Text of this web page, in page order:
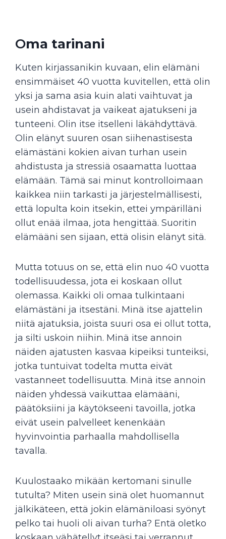
Oma tarinani
Kuten kirjassanikin kuvaan, elin elämäni
ensimmäiset 40 vuotta kuvitellen, että olin
yksi ja sama asia kuin alati vaihtuvat ja
usein ahdistavat ja vaikeat ajatukseni ja
tunteeni. Olin itse itselleni läkähdyttävä.
Olin elänyt suuren osan siihenastisesta
elämästäni kokien aivan turhan usein
ahdistusta ja stressiä osaamatta luottaa
elämään. Tämä sai minut kontrolloimaan
kaikkea niin tarkasti ja järjestelmällisesti,
että lopulta koin itsekin, ettei ympärilläni
ollut enää ilmaa, jota hengittää. Suoritin
elämääni sen sijaan, että olisin elänyt sitä.
Mutta totuus on se, että elin nuo 40 vuotta
todellisuudessa, jota ei koskaan ollut
olemassa. Kaikki oli omaa tulkintaani
elämästäni ja itsestäni. Minä itse ajattelin
niitä ajatuksia, joista suuri osa ei ollut totta,
ja silti uskoin niihin. Minä itse annoin
näiden ajatusten kasvaa kipeiksi tunteiksi,
jotka tuntuivat todelta mutta eivät
vastanneet todellisuutta. Minä itse annoin
näiden yhdessä vaikuttaa elämääni,
päätöksiini ja käytökseeni tavoilla, jotka
eivät usein palvelleet kenenkään
hyvinvointia parhaalla mahdollisella
tavalla.
Kuulostaako mikään kertomani sinulle
tutulta? Miten usein sinä olet huomannut
jälkikäteen, että jokin elämäniloasi syönyt
pelko tai huoli oli aivan turha? Entä oletko